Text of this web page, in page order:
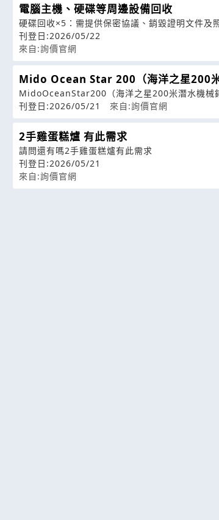
電腦主機、硬碟等周邊設備回收
硬碟回收×5：需提供保密協議、銷毀證明文件及
刊登日:2026/05/22
來自:詢價官網
Mido Ocean Star 200（海洋之星200
MidoOceanStar200（海洋之星200米潛水機械
刊登日:2026/05/21
來自:詢價官網
2手雞蛋糕爐 有此需求
請問還有嗎2手雞蛋糕爐有此需求
刊登日:2026/05/21
來自:詢價官網